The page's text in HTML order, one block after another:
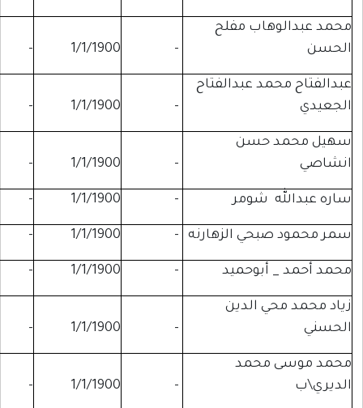
مفلح
1/1/1900
-
عبدالفتاح
1/1/1900
-
1/1/1900
-
شومر -
1/1/1900
-
الزهارنه -
1/1/1900
-
-
1/1/1900
-
الدين
1/1/1900
-
1/1/1900
-